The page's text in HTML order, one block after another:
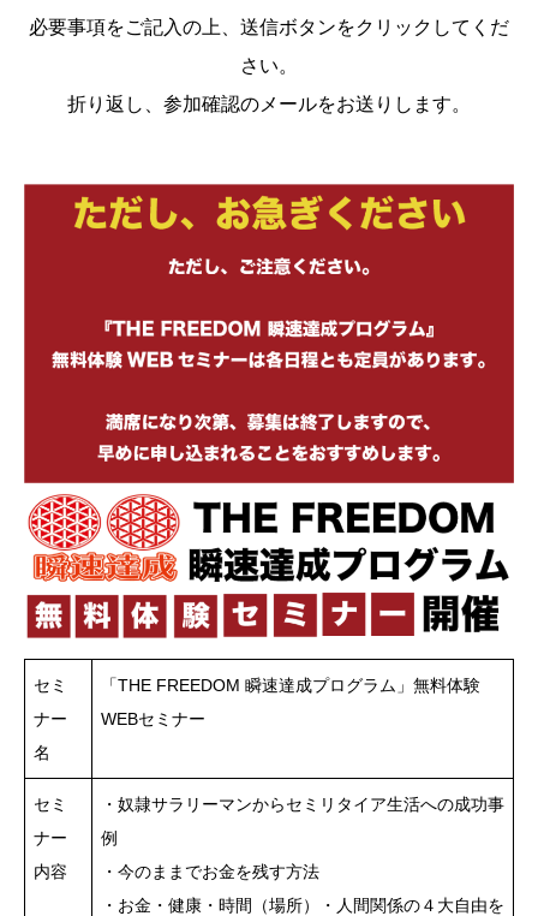
必要事項をご記入の上、送信ボタンをクリックしてくだ
さい。
折り返し、参加確認のメールをお送りします。
セミ
ナー
名
「THE FREEDOM 瞬速達成プログラム」無料体験
WEBセミナー
セミ
ナー
内容
・奴隷サラリーマンからセミリタイア生活への成功事
例
・今のままでお金を残す方法
・お金・健康・時間（場所）・人間関係の４大自由を